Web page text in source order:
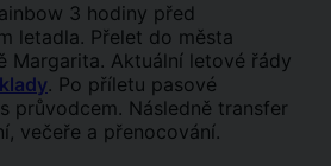
3 hodiny před
letadla. Přelet do města
Margarita. Aktuální letové řády
. Po příletu pasové
průvodcem. Následně transfer
večeře a přenocování.